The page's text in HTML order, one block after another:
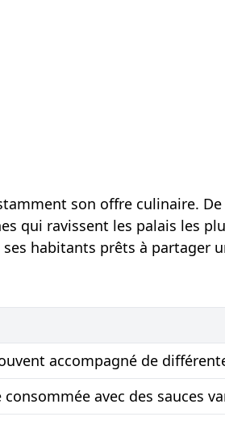
son offre culinaire.
qui ravissent les palais les
habitants prêts à partager
accompagné de
avec des sauces